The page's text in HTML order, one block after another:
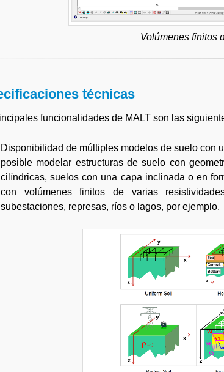
Volúmenes finitos
técnicas
funcionalidades de MALT son las
Disponibilidad de múltiples modelos de suelo con
posible modelar estructuras de suelo con
cilíndricas, suelos con una capa inclinada o en
con volúmenes finitos de varias
subestaciones, represas, ríos o lagos, por ejemplo.